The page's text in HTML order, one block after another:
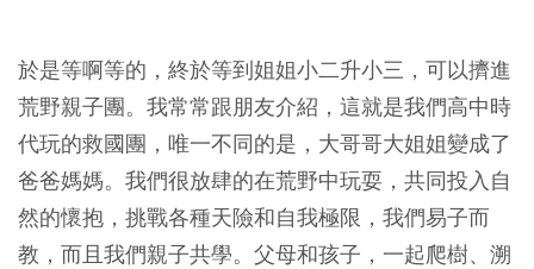
於是等啊等的，終於等到姐姐小二升小三，可以擠進
荒野親子團。我常常跟朋友介紹，這就是我們高中時
代玩的救國團，唯一不同的是，大哥哥大姐姐變成了
爸爸媽媽。我們很放肆的在荒野中玩耍，共同投入自
然的懷抱，挑戰各種天險和自我極限，我們易子而
教，而且我們親子共學。父母和孩子，一起爬樹、溯